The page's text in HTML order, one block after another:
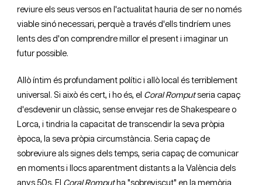
reviure els seus versos en l'actualitat hauria de ser no només
viable sinó necessari, perquè a través d'ells tindríem unes
lents des d'on comprendre millor el present i imaginar un
futur possible.
Allò íntim és profundament polític i allò local és terriblement
universal. Si això és cert, i ho és, el Coral Romputseria capaç
d'esdevenir un clàssic, sense envejar res de Shakespeare o
Lorca, i tindria la capacitat de transcendir la seva pròpia
època, la seva pròpia circumstància. Seria capaç de
sobreviure als signes dels temps, seria capaç de comunicar
en moments i llocs aparentment distants a la València dels
anys 50s. El Coral Romputha "sobreviscut" en la memòria